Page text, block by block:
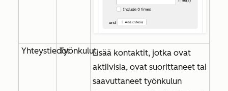
YhteystiedotTyönkulutLisää kontaktit, jotka ovat
aktiivisia, ovat suorittaneet tai
saavuttaneet työnkulun